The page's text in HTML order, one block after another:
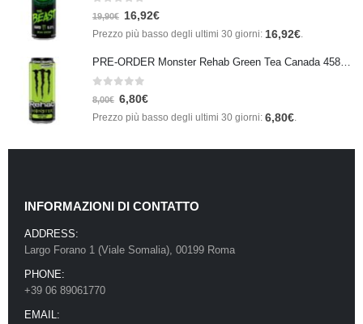
Su 5
19,90€ 16,92€
Prezzo più basso degli ultimi 30 giorni: 16,92€.
Su 5
8,00€ 6,80€
Prezzo più basso degli ultimi 30 giorni: 6,80€.
INFORMAZIONI DI CONTATTO
ADDRESS:
Largo Forano 1 (Viale Somalia), 00199 Roma
PHONE:
+39 06 89061770
EMAIL: